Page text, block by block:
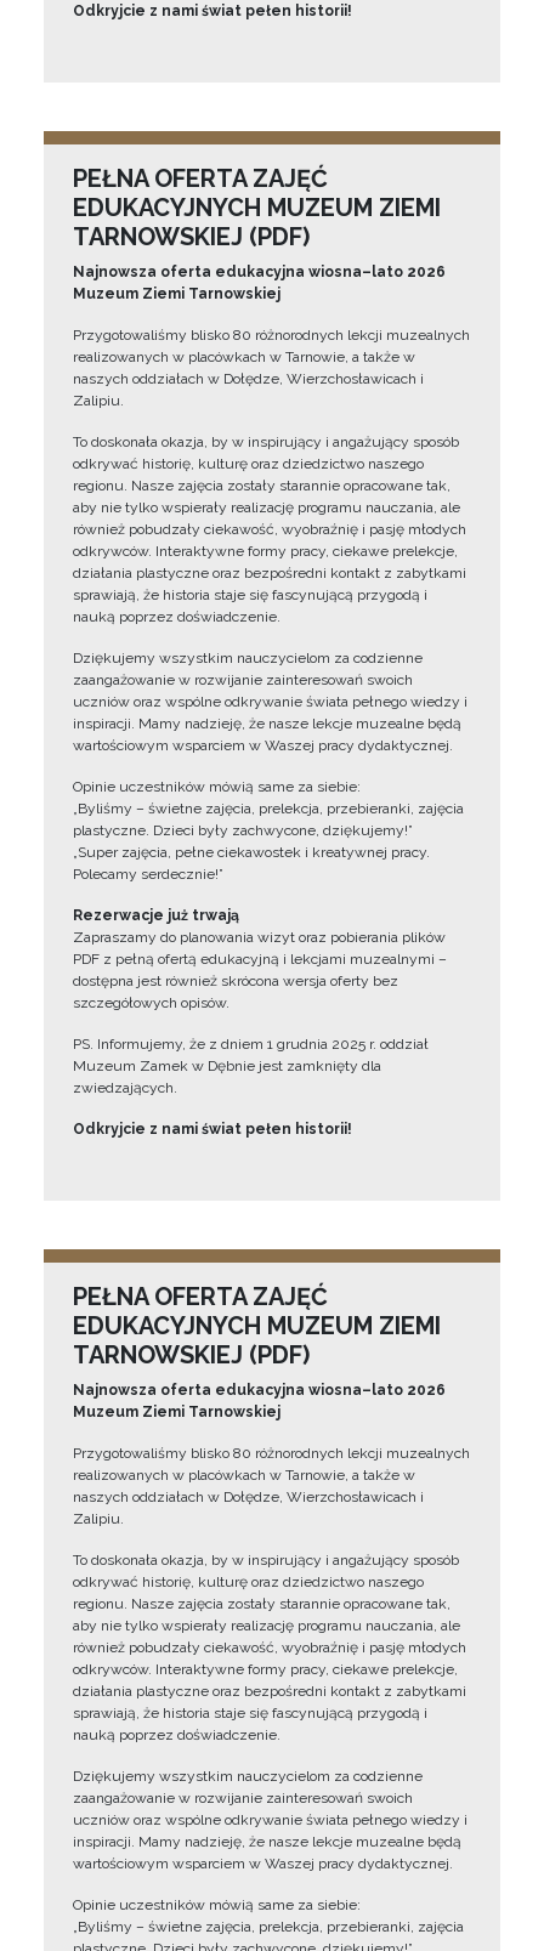
Odkryjcie z nami świat pełen historii!
PEŁNA OFERTA ZAJĘĆ
EDUKACYJNYCH MUZEUM ZIEMI
TARNOWSKIEJ (PDF)
Najnowsza oferta edukacyjna wiosna–lato 2026
Muzeum Ziemi Tarnowskiej
Przygotowaliśmy blisko 80 różnorodnych lekcji muzealnych
realizowanych w placówkach w Tarnowie, a także w
naszych oddziałach w Dołędze, Wierzchosławicach i
Zalipiu.
To doskonała okazja, by w inspirujący i angażujący sposób
odkrywać historię, kulturę oraz dziedzictwo naszego
regionu. Nasze zajęcia zostały starannie opracowane tak,
aby nie tylko wspierały realizację programu nauczania, ale
również pobudzały ciekawość, wyobraźnię i pasję młodych
odkrywców. Interaktywne formy pracy, ciekawe prelekcje,
działania plastyczne oraz bezpośredni kontakt z zabytkami
sprawiają, że historia staje się fascynującą przygodą i
nauką poprzez doświadczenie.
Dziękujemy wszystkim nauczycielom za codzienne
zaangażowanie w rozwijanie zainteresowań swoich
uczniów oraz wspólne odkrywanie świata pełnego wiedzy i
inspiracji. Mamy nadzieję, że nasze lekcje muzealne będą
wartościowym wsparciem w Waszej pracy dydaktycznej.
Opinie uczestników mówią same za siebie:
„Byliśmy – świetne zajęcia, prelekcja, przebieranki, zajęcia
plastyczne. Dzieci były zachwycone, dziękujemy!”
„Super zajęcia, pełne ciekawostek i kreatywnej pracy.
Polecamy serdecznie!”
Rezerwacje już trwają
Zapraszamy do planowania wizyt oraz pobierania plików
PDF z pełną ofertą edukacyjną i lekcjami muzealnymi –
dostępna jest również skrócona wersja oferty bez
szczegółowych opisów.
PS. Informujemy, że z dniem 1 grudnia 2025 r. oddział
Muzeum Zamek w Dębnie jest zamknięty dla
zwiedzających.
Odkryjcie z nami świat pełen historii!
PEŁNA OFERTA ZAJĘĆ
EDUKACYJNYCH MUZEUM ZIEMI
TARNOWSKIEJ (PDF)
Najnowsza oferta edukacyjna wiosna–lato 2026
Muzeum Ziemi Tarnowskiej
Przygotowaliśmy blisko 80 różnorodnych lekcji muzealnych
realizowanych w placówkach w Tarnowie, a także w
naszych oddziałach w Dołędze, Wierzchosławicach i
Zalipiu.
To doskonała okazja, by w inspirujący i angażujący sposób
odkrywać historię, kulturę oraz dziedzictwo naszego
regionu. Nasze zajęcia zostały starannie opracowane tak,
aby nie tylko wspierały realizację programu nauczania, ale
również pobudzały ciekawość, wyobraźnię i pasję młodych
odkrywców. Interaktywne formy pracy, ciekawe prelekcje,
działania plastyczne oraz bezpośredni kontakt z zabytkami
sprawiają, że historia staje się fascynującą przygodą i
nauką poprzez doświadczenie.
Dziękujemy wszystkim nauczycielom za codzienne
zaangażowanie w rozwijanie zainteresowań swoich
uczniów oraz wspólne odkrywanie świata pełnego wiedzy i
inspiracji. Mamy nadzieję, że nasze lekcje muzealne będą
wartościowym wsparciem w Waszej pracy dydaktycznej.
Opinie uczestników mówią same za siebie:
„Byliśmy – świetne zajęcia, prelekcja, przebieranki, zajęcia